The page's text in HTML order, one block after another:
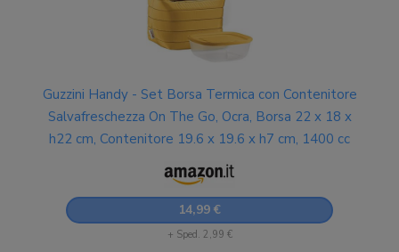
Guzzini Handy - Set Borsa Termica con Contenitore
Salvafreschezza On The Go, Ocra, Borsa 22 x 18 x
h22 cm, Contenitore 19.6 x 19.6 x h7 cm, 1400 cc
14,99 €
+ Sped. 2,99 €